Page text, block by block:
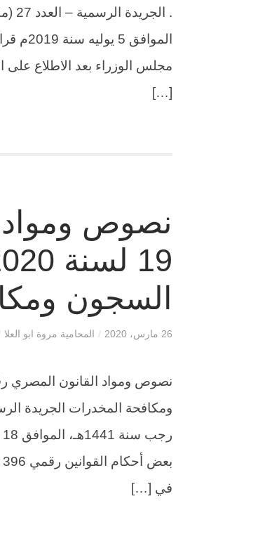
[…]
نصوص ومواد
السجون
26 مارس، 2020 / المحامية مروة ابو العلا
في […]